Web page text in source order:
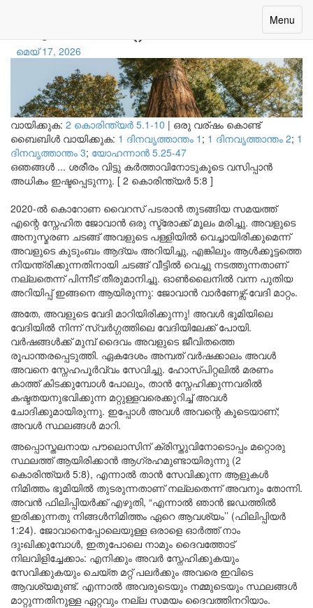
Toggle
Menu
മെയ് 17, 2026
വായിക്കുക: 2 കൊരിന്ത്യര്‍ 5.1-10 | ഒരു വര്ഷം കൊണ്ട്
ബൈബിൾ വായിക്കുക: 1 ദിനവൃത്താന്തം 1 ; 1 ദിനവൃത്താന്തം 2; 1
ദിനവൃത്താന്തം 3; യോഹന്നാന്‍ 5.25-47
ഒഞങ്ങൾ ... ശരീരം വിട്ടു കർത്താവിനോടുകൂടെ വസിപ്പാൻ
അധികം ഇഷ്ടപ്പെടുന്നു. [ 2 കൊരിന്ത്യർ 5:8 ]
2020-ൽ കൊറോണ വൈറസ് പടരാൻ തുടങ്ങിയ സമയത്ത്
എന്റെ സ്നേഹിത ജോവാൻ ഒരു സ്ട്രോക്ക് മൂലം മരിച്ചു. അവളുടെ
അനുസ്മരണ ചടങ്ങ് അവളുടെ പള്ളിയിൽ വെച്ചായിരിക്കുമെന്ന്
അവളുടെ കുടുംബം ആദ്യം അറിയിച്ചു, എങ്കിലും ആൾക്കൂട്ടത്തെ
നിയന്ത്രിക്കുന്നതിനായി ചടങ്ങ് വീട്ടിൽ വെച്ചു നടത്തുന്നതാണ്
നല്ലതെന്ന് പിന്നീട് തീരുമാനിച്ചു. ഓൺലൈനിൽ വന്ന പുതിയ
അറിയിപ്പ് ഇങ്ങനെ ആയിരുന്നു: ജോവാൻ വാർണേഴ്സ്-വേദി മാറ്റം.
അതേ, അവളുടെ വേദി മാറിയിരിക്കുന്നു! അവൾ ഭൂമിയിലെ
വേദിയിൽ നിന്ന് സ്വർഗ്ഗത്തിലെ വേദിയിലേക്ക് പോയി.
വർഷങ്ങൾക്ക് മുമ്പ് ദൈവം അവളുടെ ജീവിതത്തെ
രൂപാന്തരപ്പെടുത്തി. ഏകദേശം അമ്പത് വർഷക്കാലം അവൾ
അവനെ സ്നേഹപൂർവ്വം സേവിച്ചു. ഹോസ്പിറ്റലിൽ മരണം
കാത്ത് കിടക്കുമ്പോൾ പോലും, താൻ സ്നേഹിക്കുന്നവരിൽ
കഷ്ടതയനുഭവിക്കുന്ന മറ്റുള്ളവരെക്കുറിച്ച് അവൾ
ചോദിക്കുമായിരുന്നു. ഇപ്പോൾ അവൾ അവന്റെ കൂടെയാണ്;
അവൾ സ്ഥലങ്ങൾ മാറി.
അപ്പൊസ്തലനായ പൗലൊസിന് ക്രിസ്തുവിനോടൊപ്പം മറ്റൊരു
സ്ഥലത്ത് ആയിരിക്കാൻ ആഗ്രഹമുണ്ടായിരുന്നു (2
കൊരിന്ത്യർ 5:8), എന്നാൽ താൻ സേവിക്കുന്ന ആളുകൾ
നിമിത്തം ഭൂമിയിൽ തുടരുന്നതാണ് നല്ലതെന്ന് അവനും തോന്നി.
അവൻ ഫിലിപ്പിയർക്ക് എഴുതി, “എന്നാൽ ഞാൻ ജഡത്തിൽ
ഇരിക്കുന്നതു നിങ്ങൾനിമിത്തം ഏറെ ആവശ്യം’’ (ഫിലിപ്പിയർ
1:24). ജോവാനെപ്പോലെയുള്ള ഒരാളെ ഓർത്ത് നാം
ദുഃഖിക്കുമ്പോൾ, ഇതുപോലെ നാമും ദൈവത്തോട്
നിലവിളിച്ചേക്കാം: എനിക്കും അവർ സ്നേഹിക്കുകയും
സേവിക്കുകയും ചെയ്ത മറ്റ് പലർക്കും അവരെ ഇവിടെ
ആവശ്യമുണ്ട്. എന്നാൽ അവരുടെയും നമ്മുടെയും സ്ഥലങ്ങൾ
മാറ്റുന്നതിനുള്ള ഏറ്റവും നല്ല സമയം ദൈവത്തിനറിയാം.